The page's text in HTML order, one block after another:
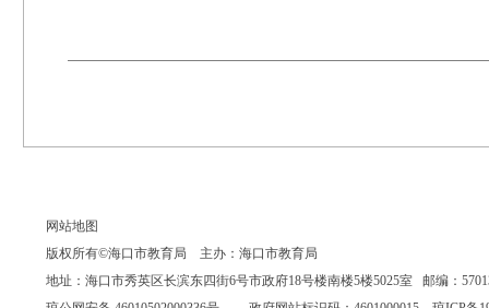
网站地图
版权所有©海口市教育局 主办：海口市教育局
地址：海口市秀英区长滨东四街6号市政府18号楼南楼5楼5025室 邮编：